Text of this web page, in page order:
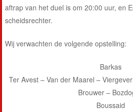
aftrap van het duel is om 20:00 uur, en
scheidsrechter.
Wij verwachten de volgende opstelling:
Barkas
Ter Avest – Van der Maarel –
Brouwer –
Boussaid